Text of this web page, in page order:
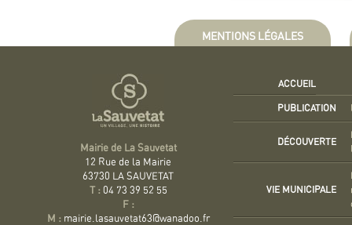
MENTIONS LÉGALES
Mairie de La Sauvetat
12 Rue de la Mairie
63730 LA SAUVETAT
T : 04 73 39 52 55
F :
M : mairie.lasauvetat63@wanadoo.fr
ACCUEIL
PUBLICATION
DÉCOUVERTE
VIE MUNICIPALE